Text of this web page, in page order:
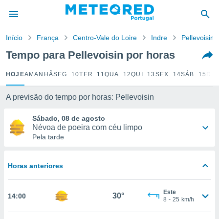
da
foi
as
fornecidas
ou
Início França Centro-Vale do Loire Indre Pellevoisin
Tempo para Pellevoisin por horas
HOJEAMANHÃSEG. 10TER. 11QUA. 12QUI. 13 SEX. 14SÁB. 15
A previsão do tempo por horas: Pellevoisin
Sábado, 08 de agosto
Névoa de poeira com céu limpo
Pela tarde
Horas anteriores
14:00 30°
Este
8 - 25 km/h